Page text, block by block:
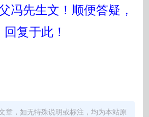
冯先生文！顺便答疑，
回复于此！
章，如无特殊说明或标注，均为本站原